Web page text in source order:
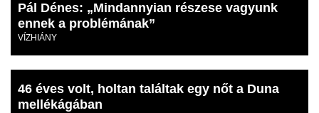
Pál Dénes: „Mindannyian részese vagyunk
ennek a problémának”
VÍZHIÁNY
46 éves volt, holtan találtak egy nőt a Duna
mellékágában